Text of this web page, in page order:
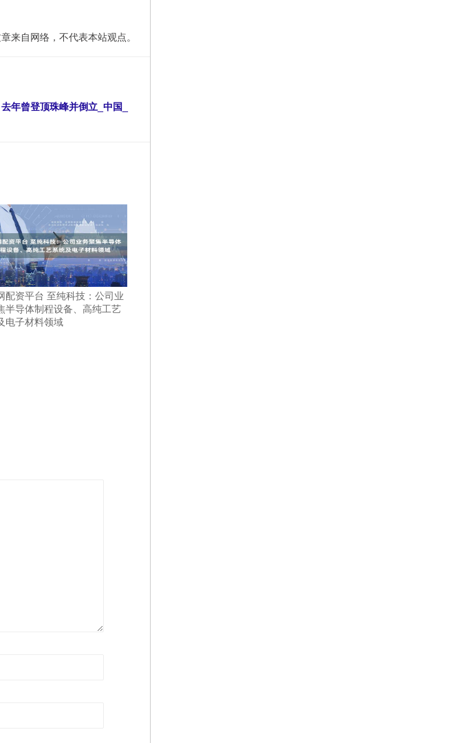
来自网络，不代表本站观点。
年曾登顶珠峰并倒立_中国_
配资平台 至纯科技：公司业
半导体制程设备、高纯工艺
电子材料领域